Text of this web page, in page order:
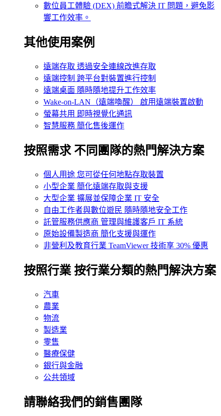
數位員工體驗 (DEX) 前瞻式解決 IT 問題，避免影
響工作效率。
其他使用案例
遠端存取 透過安全連線改進存取
遠端控制 跨平台對裝置進行控制
遠端桌面 隨時隨地提升工作效率
Wake-on-LAN（遠端喚醒）
啟用遠端裝置啟動
螢幕共用 即時視覺化通訊
智慧服務 簡化售後運作
按照需求 不同團隊的熱門解決方案
個人用途 您可從任何地點存取裝置
小型企業 簡化遠端存取與支援
大型企業 擴展並保障企業 IT 安全
自由工作者與數位遊民 隨時隨地安全工作
託管服務供應商 管理與維護客戶 IT 系統
原始設備製造商 簡化支援與運作
非營利及教育行業 TeamViewer 技術享 30% 優惠
按照行業 按行業分類的熱門解決方案
汽車
農業
物流
製造業
零售
醫療保健
銀行與金融
公共領域
請聯絡我們的銷售團隊